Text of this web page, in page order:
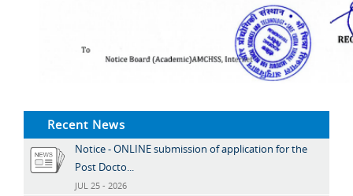
Recent News
Notice - ONLINE submission of application for the
Post Docto...
JUL 25 - 2026